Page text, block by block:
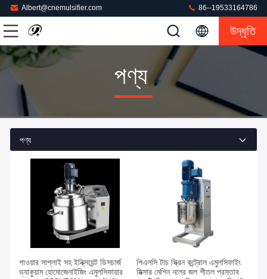
Albert@cnemulsifier.com 86--19533164786
উদ্ধৃতি
পণ্য
পণ্য
পাওয়ার সাপ্লাই সহ ইন্ক্লিয়েন্ট ডিসচার্জ
ভ্যাকুয়াম হোমোজেনাইজিং এমুলসিফায়ার
পিএলসি টাচ স্ক্রিন কন্ট্রোল এমুলসিফাইং
মিক্সার মেশিন নলের জল শীতল প্রস্তাব